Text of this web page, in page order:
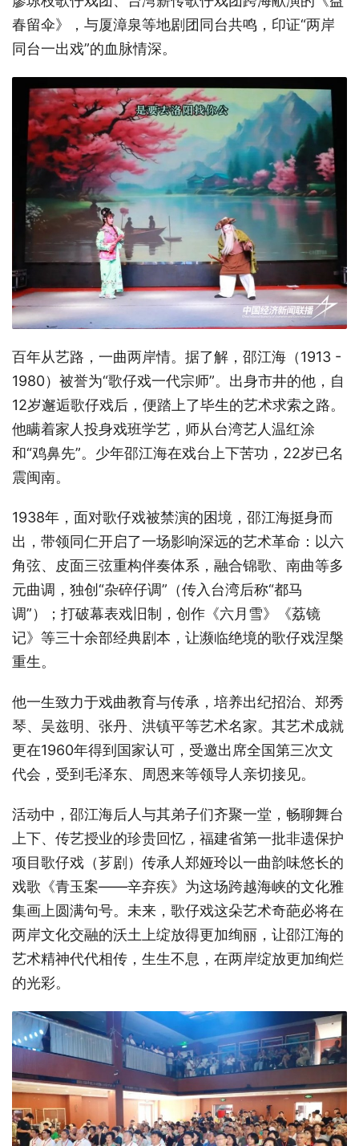
春留伞》，与厦漳泉等地剧团同台共鸣，印证“两岸
同台一出戏”的血脉情深。
百年从艺路，一曲两岸情。据了解， 邵江海（1913 -
1980）被誉为“歌仔戏一代宗师”。出身市井的他，自
12岁邂逅歌仔戏后，便踏上了毕生的艺术求索之路。
他瞒着家人投身戏班学艺，师从台湾艺人温红涂
和“鸡鼻先”。少年邵江海在戏台上下苦功，22岁已名
震闽南。
1938年，面对歌仔戏被禁演的困境，邵江海挺身而
出，带领同仁开启了一场影响深远的艺术革命：以六
角弦、皮面三弦重构伴奏体系，融合锦歌、南曲等多
元曲调，独创“杂碎仔调”（传入台湾后称“都马
调”）；打破幕表戏旧制，创作《六月雪》《荔镜
记》等三十余部经典剧本，让濒临绝境的歌仔戏涅槃
重生。
他一生致力于戏曲教育与传承，培养出纪招治、郑秀
琴、吴兹明、张丹、洪镇平等艺术名家。其艺术成就
更在1960年得到国家认可，受邀出席全国第三次文
代会，受到毛泽东、周恩来等领导人亲切接见。
活动中，邵江海后人与其弟子们齐聚一堂，畅聊舞台
上下、传艺授业的珍贵回忆，福建省第一批非遗保护
项目歌仔戏（芗剧）传承人郑娅玲以一曲韵味悠长的
戏歌《青玉案——辛弃疾》为这场跨越海峡的文化雅
集画上圆满句号。未来，歌仔戏这朵艺术奇葩必将在
两岸文化交融的沃土上绽放得更加绚丽，让邵江海的
艺术精神代代相传，生生不息，在两岸绽放更加绚烂
的光彩。